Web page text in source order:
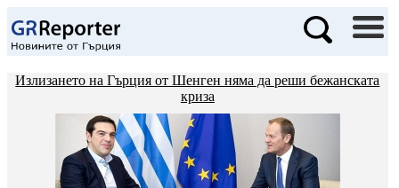
Излизането на Гърция от Шенген няма да реши бежанската
криза